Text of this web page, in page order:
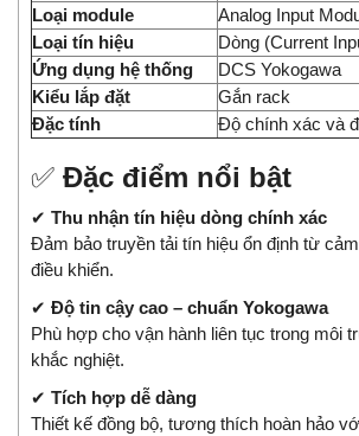
Loại module
Analog Input
Loại tín hiệu
Dòng (Current
Ứng dụng hệ thống
DCS Yokogawa
Kiểu lắp đặt
Gắn rack
Đặc tính
Độ chính xác và
✅ Đặc điểm nổi bật
✔ Thu nhận tín hiệu dòng chính xác
Đảm bảo truyền tải tín hiệu ổn định từ
điều khiển.
✔ Độ tin cậy cao – chuẩn Yokogawa
Phù hợp cho vận hành liên tục trong môi
khắc nghiệt.
✔ Tích hợp dễ dàng
Thiết kế đồng bộ, tương thích hoàn hảo